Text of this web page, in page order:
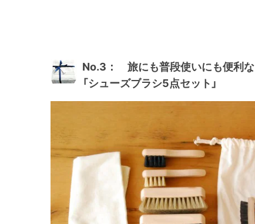
No.3： 旅にも普段使いにも便利な
「シューズブラシ5点セット」